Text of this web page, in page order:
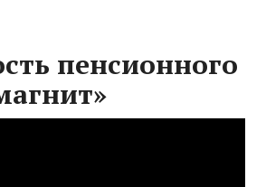
пенсионного